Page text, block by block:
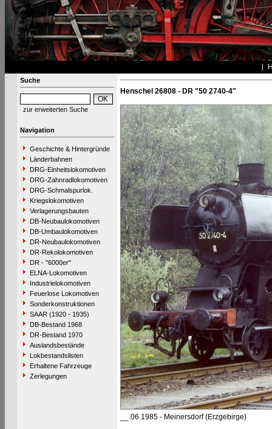
Suche
zur erweiterten Suche
Navigation
Geschichte & Hintergründe
Länderbahnen
DRG-Einheitslokomotiven
DRG-Zahnradlokomotiven
DRG-Schmalspurlok.
Kriegslokomotiven
Verlagerungsbauten
DB-Neubaulokomotiven
DB-Umbaulokomotiven
DR-Neubaulokomotiven
DR-Rekolokomotiven
DR - "6000er"
ELNA-Lokomotiven
Industrielokomotiven
Feuerlose Lokomotiven
Sonderkonstruktionen
SAAR (1920 - 1935)
DB-Bestand 1968
DR-Bestand 1970
Auslandsbestände
Lokbestandslisten
Erhaltene Fahrzeuge
Zerlegungen
Henschel 26808 - DR "50 2740-4"
__.06.1985 - Meinersdorf (Erzgebirge)